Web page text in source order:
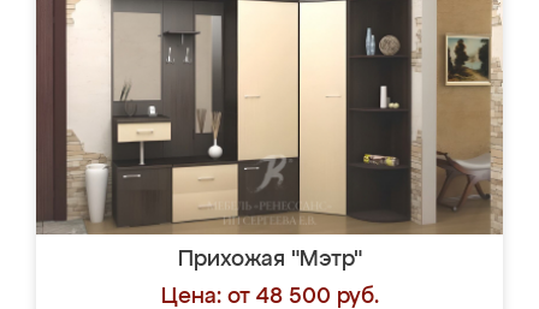
Прихожая "Мэтр"
Цена: от 48 500 руб.